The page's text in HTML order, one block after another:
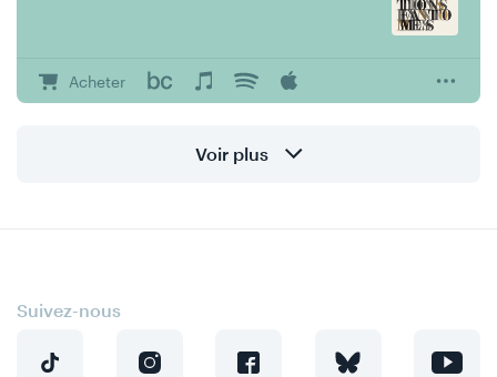
Acheter
Voir plus
Suivez-nous